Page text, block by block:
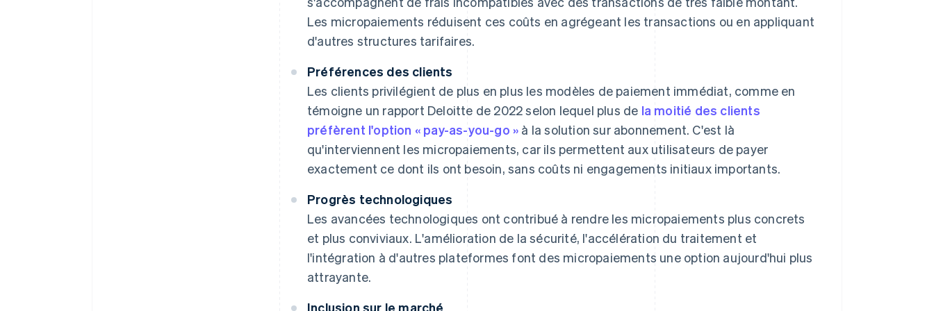
Les micropaiements réduisent ces coûts en agrégeant les transactions ou en appliquant
d'autres structures tarifaires.
Préférences des clients
Les clients privilégient de plus en plus les modèles de paiement immédiat, comme en
témoigne un rapport Deloitte de 2022 selon lequel plus de la moitié des clients
préfèrent l'option « pay-as-you-go » à la solution sur abonnement. C'est là
qu'interviennent les micropaiements, car ils permettent aux utilisateurs de payer
exactement ce dont ils ont besoin, sans coûts ni engagements initiaux importants.
Progrès technologiques
Les avancées technologiques ont contribué à rendre les micropaiements plus concrets
et plus conviviaux. L'amélioration de la sécurité, l'accélération du traitement et
l'intégration à d'autres plateformes font des micropaiements une option aujourd'hui plus
attrayante.
Inclusion sur le marché